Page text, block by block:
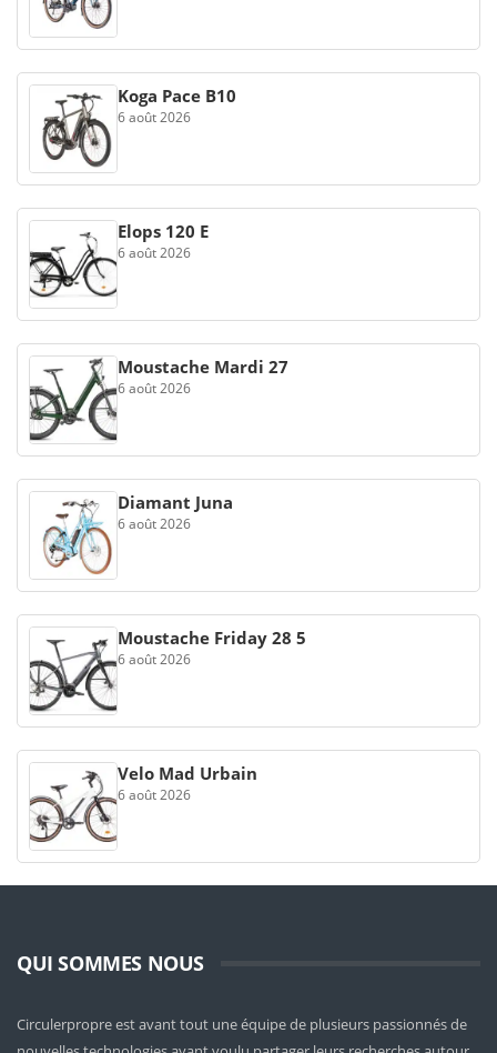
Koga Pace B10
6 août 2026
Elops 120 E
6 août 2026
Moustache Mardi 27
6 août 2026
Diamant Juna
6 août 2026
Moustache Friday 28 5
6 août 2026
Velo Mad Urbain
6 août 2026
QUI SOMMES NOUS
Circulerpropre est avant tout une équipe de plusieurs passionnés de